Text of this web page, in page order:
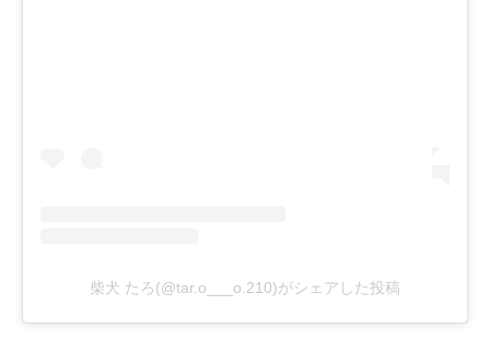
柴犬 たろ(@tar.o___o.210)がシェアした投稿